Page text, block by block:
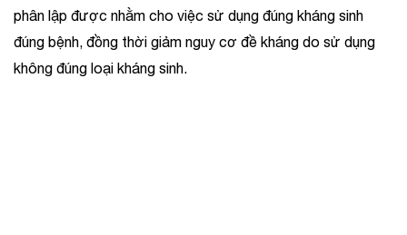
phân lập được nhằm cho việc sử dụng đúng kháng sinh
đúng bệnh, đồng thời giảm nguy cơ đề kháng do sử dụng
không đúng loại kháng sinh.